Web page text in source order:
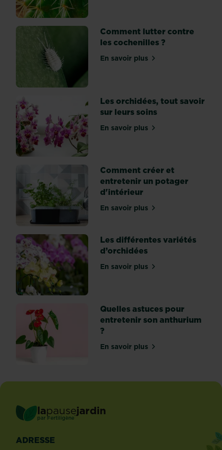
à
une
pièce
permet
rendre
On
sait
sûrement
moins
que
ces
plantes
contribuent
à
l’air
d’une
habitation
et,
comme
le...
Comment lutter contre
les cochenilles ?
En savoir plussur Comment lutter
Les orchidées, tout savoir
sur leurs soins
En savoir plussur Les orchidées, tout
Comment créer et
entretenir un potager
d'intérieur
En savoir plussur Comment créer et
Les différentes variétés
d’orchidées
En savoir plussur Les différentes
Quelles astuces pour
entretenir son anthurium
?
En savoir plussur Quelles astuces pour
lapausejardin
par Fertiligène ®
ADRESSE